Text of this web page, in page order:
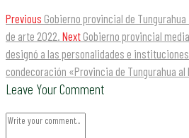
Previous Gobierno provincial de
de arte 2022. Next Gobierno provincial
designó a las personalidades e
condecoración «Provincia de Tungurahua al
Leave Your Comment